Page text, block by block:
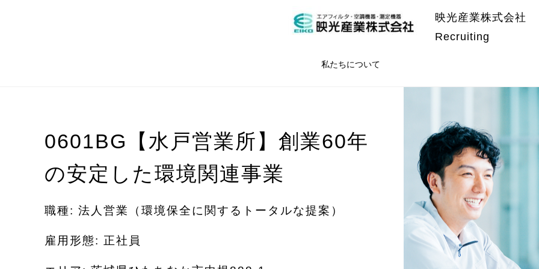
映光産業株式会社
Recruiting
私たちについて
0601BG【水戸営業所】創業60年
の安定した環境関連事業
職種: 法人営業（環境保全に関するトータルな提案）
雇用形態: 正社員